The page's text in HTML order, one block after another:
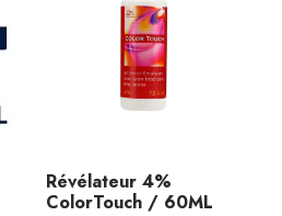
Révélateur 4%
ColorTouch / 60ML